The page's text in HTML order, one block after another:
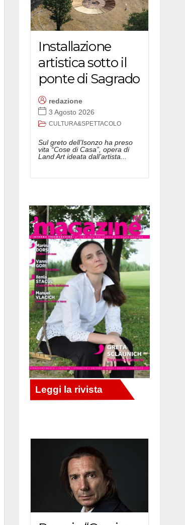
Installazione
artistica sotto il
ponte di Sagrado
redazione
3 Agosto 2026
CULTURA&SPETTACOLO
Sul greto dell’Isonzo ha preso
vita “Cose di Casa”, opera di
Land Art ideata dall’artista...